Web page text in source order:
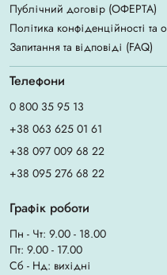
Публічний договір (ОФЕРТА)
Політика конфіденційності
Запитання та відповіді (FAQ)
Телефони
0 800 35 95 13
+38 063 625 01 61
+38 097 009 68 22
+38 095 276 68 22
Графік роботи
Пн - Чт: 9.00 - 18.00
Пт: 9.00 - 17.00
Сб - Нд: вихідні